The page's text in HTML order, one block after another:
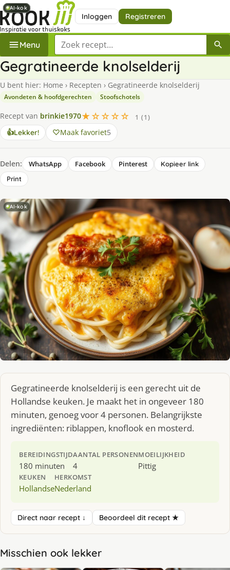
Inloggen Registreren
Menu Zoek een recept
Gegratineerde knolselderij
U bent hier: Home › Recepten › Gegratineerde knolselderij
Avondeten & hoofdgerechten Stoofschotels
Recept van brinkie1970★☆☆☆☆
1 (1)
👍Lekker! Maak favoriet5
Delen: WhatsApp Facebook Pinterest
Kopieer link
Print
AI-kok
Gegratineerde knolselderij is een gerecht uit de
Hollandse keuken. Je maakt het in ongeveer 180
minuten, genoeg voor 4 personen. Belangrijkste
ingrediënten: riblappen, knoflook en mosterd.
BEREIDINGSTIJD
180 minuten
AANTAL PERSONEN
4
MOEILIJKHEID
Pittig
KEUKEN
Hollandse
HERKOMST
Nederland
Direct naar recept ↓ Beoordeel dit recept ★
Misschien ook lekker
AI-kok
AI-kok
AI-kok
AI-kok